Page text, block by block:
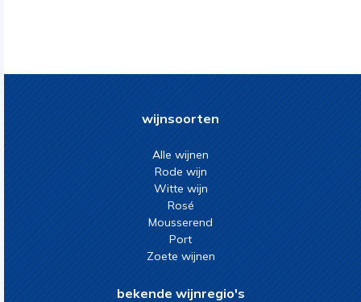
wijnsoorten
Alle wijnen
Rode wijn
Witte wijn
Rosé
Mousserend
Port
Zoete wijnen
bekende wijnregio's